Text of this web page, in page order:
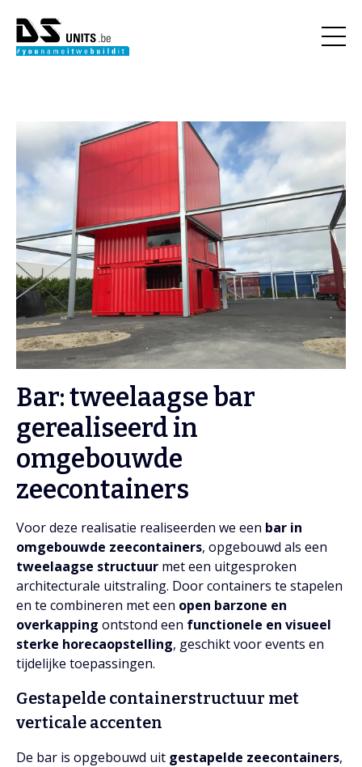
Bar: tweelaagse bar
gerealiseerd in
omgebouwde
zeecontainers
Voor deze realisatie realiseerden we een bar in
omgebouwde zeecontainers, opgebouwd als een
tweelaagse structuur met een uitgesproken
architecturale uitstraling. Door containers te stapelen
en te combineren met een open barzone en
overkapping ontstond een functionele en visueel
sterke horecaopstelling, geschikt voor events en
tijdelijke toepassingen.
Gestapelde containerstructuur met
verticale accenten
De bar is opgebouwd uit gestapelde zeecontainers,